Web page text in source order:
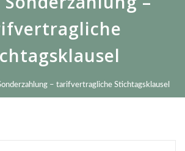
– tarifvertragliche Stichtagsklausel